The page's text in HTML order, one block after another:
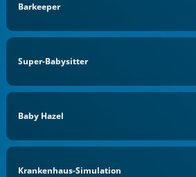
Barkeeper
Super-Babysitter
Baby Hazel
Krankenhaus-Simulation